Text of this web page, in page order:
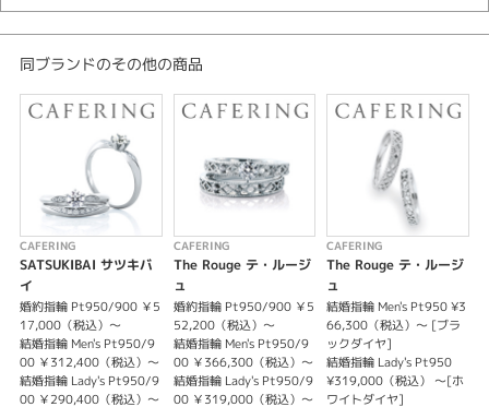
婚約指輪 ウェーブ・S字
婚約指輪 ソリテール
人気ブランド婚約指輪
婚約指輪 プラチナカラー
デザイン
テイスト
婚約指輪 シンプル
紹介文
Plaine
プレンヌ/無垢な心
petitfour ＜プティフール＞
ひと口ケーキをイメージしたエンゲージリングシリーズ。
同ブランドのその他の商品
CAFERING
SATSUKIBAI サツキバ
イ
婚約指輪 Pt950/900 ￥5
17,000（税込）～
結婚指輪 Men's Pt950/9
00 ￥312,400（税込）～
結婚指輪 Lady's Pt950/9
00 ￥290,400（税込）～
CAFERING
The Rouge テ・ルージ
ュ
婚約指輪 Pt950/900 ￥5
52,200（税込）～
結婚指輪 Men's Pt950/9
00 ￥366,300（税込）～
結婚指輪 Lady's Pt950/9
00 ￥319,000（税込）～
CAFERING
The Rouge テ・ルージ
ュ
結婚指輪 Men's Pt950 ¥3
66,300（税込）～ [ブラ
ックダイヤ]
結婚指輪 Lady's Pt950
¥319,000（税込） ～[ホ
ワイトダイヤ]